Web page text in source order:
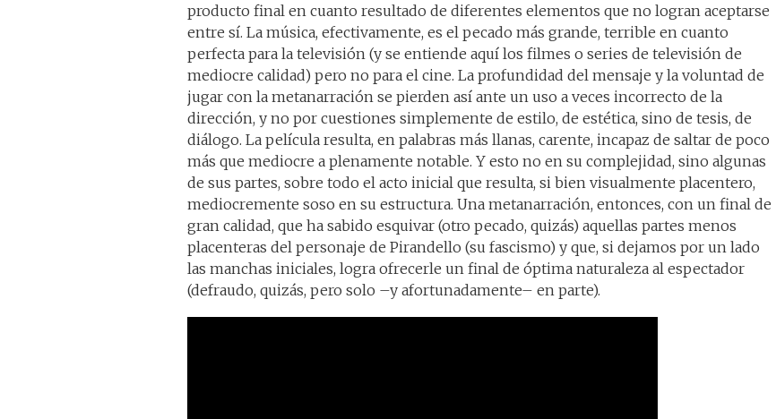
producto final en cuanto resultado de diferentes elementos que no logran aceptarse
entre sí. La música, efectivamente, es el pecado más grande, terrible en cuanto
perfecta para la televisión (y se entiende aquí los filmes o series de televisión de
mediocre calidad) pero no para el cine. La profundidad del mensaje y la voluntad de
jugar con la metanarración se pierden así ante un uso a veces incorrecto de la
dirección, y no por cuestiones simplemente de estilo, de estética, sino de tesis, de
diálogo. La película resulta, en palabras más llanas, carente, incapaz de saltar de poco
más que mediocre a plenamente notable. Y esto no en su complejidad, sino algunas
de sus partes, sobre todo el acto inicial que resulta, si bien visualmente placentero,
mediocremente soso en su estructura. Una metanarración, entonces, con un final de
gran calidad, que ha sabido esquivar (otro pecado, quizás) aquellas partes menos
placenteras del personaje de Pirandello (su fascismo) y que, si dejamos por un lado
las manchas iniciales, logra ofrecerle un final de óptima naturaleza al espectador
(defraudo, quizás, pero solo –y afortunadamente– en parte).